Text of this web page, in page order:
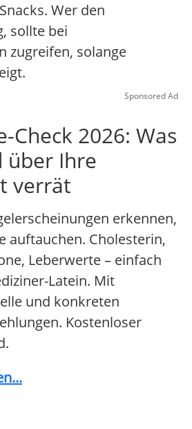
Wer den
sollte bei
zugreifen, solange
Sponsored Ad
Check 2026: Was
über Ihre
verrät
erkennen,
auftauchen. Cholesterin,
Leberwerte – einfach
Latein. Mit
und konkreten
Kostenloser